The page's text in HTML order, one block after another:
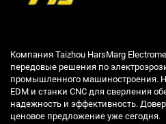
Компания Taizhou HarsMarg
передовые решения по
промышленного машиностроения.
EDM и станки CNC для сверления
надежность и эффективность.
ценовое предложение уже сегодня.